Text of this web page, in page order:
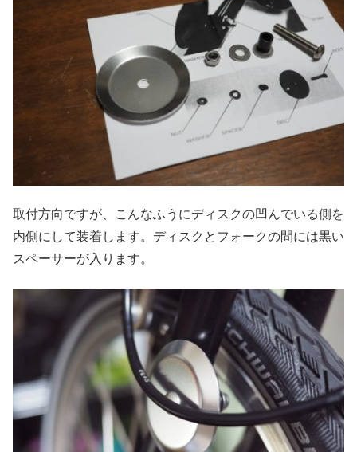
取付方向ですが、こんなふうにディスクの凹んでいる側を
内側にして装着します。ディスクとフォークの間には黒い
スペーサーが入ります。